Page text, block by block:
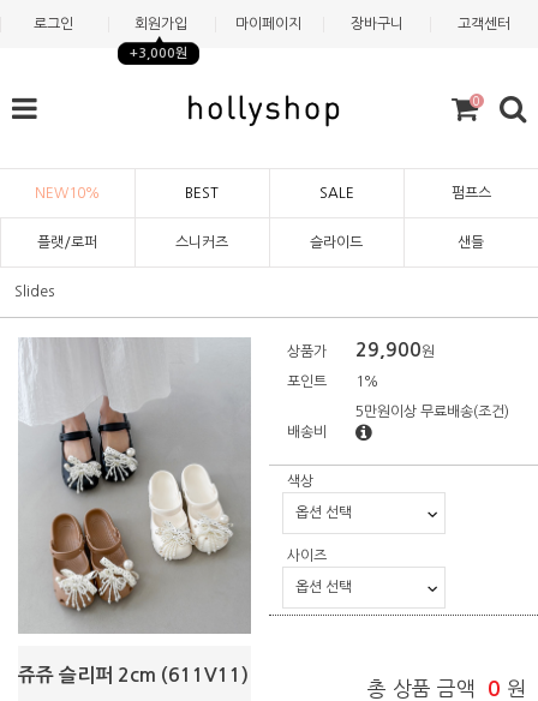
로그인 회원가입
+3,000원
마이페이지 장바구니 고객센터
0
NEW10% BEST SALE 펌프스
플랫/로퍼 스니커즈 슬라이드 샌들
Slides
쥬쥬 슬리퍼 2cm (611V11)
상품가 29,900원
포인트 1%
배송비
5만원이상 무료배송(조건)
색상
사이즈
총 상품 금액 0 원